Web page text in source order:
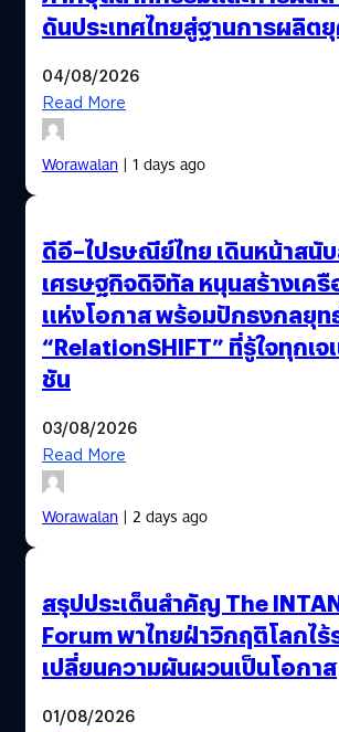
ดันประเทศไทยสู่ฐานการผลิต
04/08/2026
Read More
Worawalan| 1 days ago
ดีอี–ไปรษณีย์ไทย เดินหน้าสนั
เศรษฐกิจดิจิทัล หนุนสร้างเครื
แห่งโอกาส พร้อมปักธงกลยุท
“RelationSHIFT” ที่รู้ใจทุกเจ
ชัน
03/08/2026
Read More
Worawalan| 2 days ago
สรุปประเด็นสำคัญ The
Forum พาไทยฝ่าวิกฤติโลกไร้
เปลี่ยนความผันผวนเป็นโอกาส
01/08/2026